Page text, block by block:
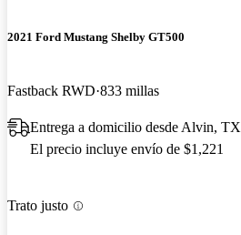
2021 Ford Mustang Shelby GT500
Fastback RWD 833 millas
Entrega a domicilio desde Alvin, TX
El precio incluye envío de $1,221
Trato justo